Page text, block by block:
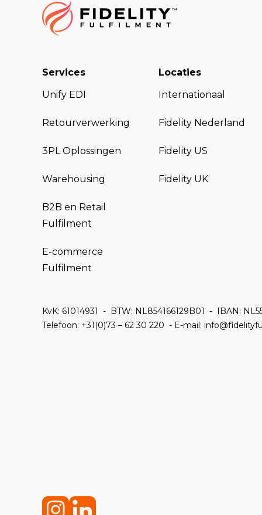
Services
Unify EDI
Retourverwerking
3PL Oplossingen
Warehousing
B2B en Retail
Fulfilment
E-commerce
Fulfilment
Locaties
Internationaal
Fidelity Nederland
Fidelity US
Fidelity UK
KvK: 61014931 - BTW: NL854166129B01 - IBAN:
Telefoon: +31(0)73 – 62 30 220 - E-mail: